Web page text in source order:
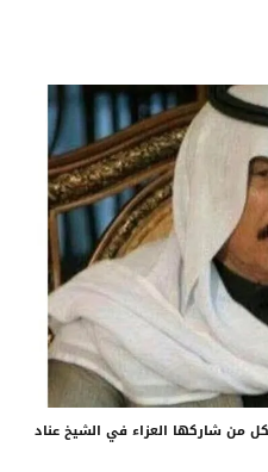
من شاركها العزاء في الشيخ عناد